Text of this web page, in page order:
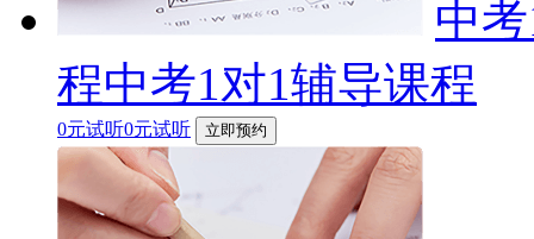
中
程中考1对1辅导课程
0元试听0元试听 立即预约